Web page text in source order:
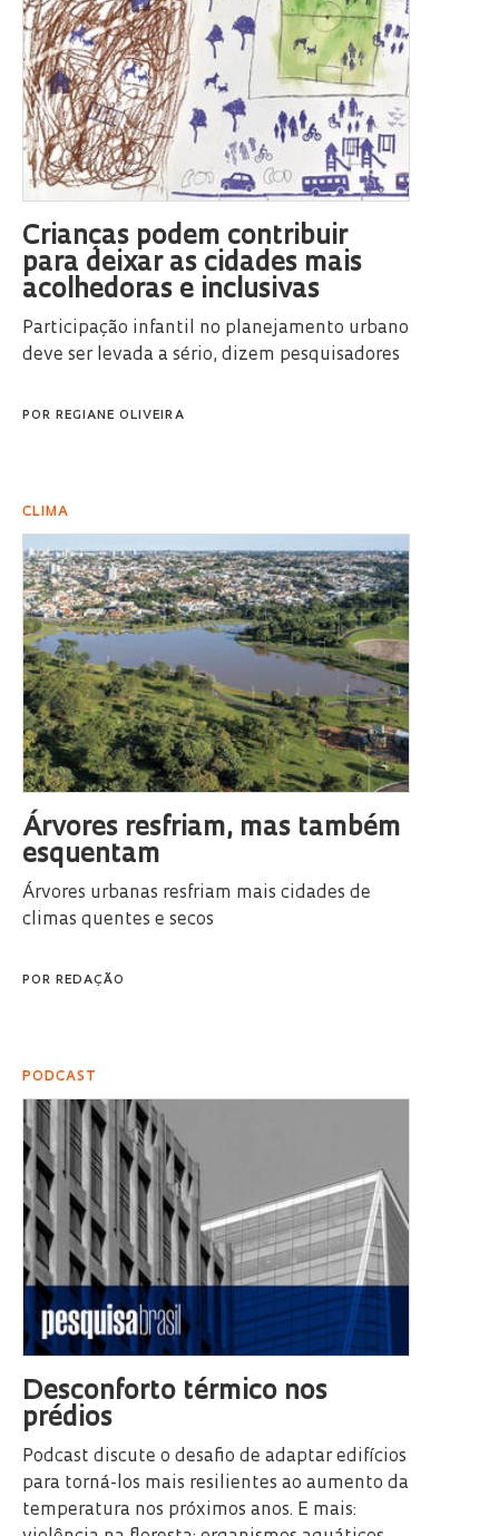
Crianças podem contribuir
para deixar as cidades mais
acolhedoras e inclusivas
Participação infantil no planejamento urbano
deve ser levada a sério, dizem pesquisadores
POR REGIANE OLIVEIRA
CLIMA
Árvores resfriam, mas também
esquentam
Árvores urbanas resfriam mais cidades de
climas quentes e secos
POR REDAÇÃO
PODCAST
Desconforto térmico nos
prédios
Podcast discute o desafio de adaptar edifícios
para torná-los mais resilientes ao aumento da
temperatura nos próximos anos. E mais: